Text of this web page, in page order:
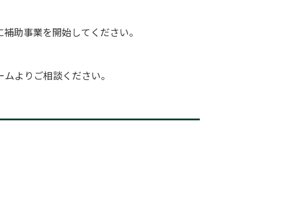
助事業を開始してください。
よりご相談ください。